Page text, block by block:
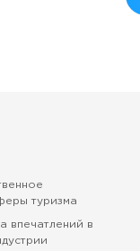
туризма
впечатлений в